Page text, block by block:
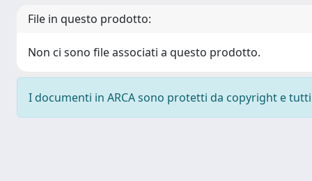
File in questo prodotto:
Non ci sono file associati a questo prodotto.
I documenti in ARCA sono protetti da copyright e